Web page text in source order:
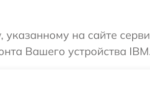
на сайте
Вашего устройства